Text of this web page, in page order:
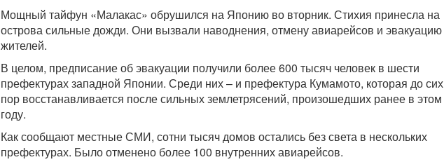
Мощный тайфун «Малакас» обрушился на Японию во вторник. Стихия принесла на
острова сильные дожди. Они вызвали наводнения, отмену авиарейсов и эвакуацию
жителей.
В целом, предписание об эвакуации получили более 600 тысяч человек в шести
префектурах западной Японии. Среди них – и префектура Кумамото, которая до сих
пор восстанавливается после сильных землетрясений, произошедших ранее в этом
году.
Как сообщают местные СМИ, сотни тысяч домов остались без света в нескольких
префектурах. Было отменено более 100 внутренних авиарейсов.